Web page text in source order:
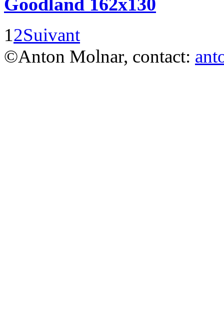
12Suivant
©Anton Molnar, contact: